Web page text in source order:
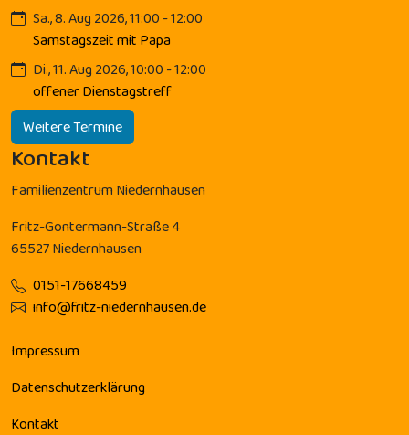
Sa., 8. Aug 2026, 11:00 - 12:00
Samstagszeit mit Papa
Di., 11. Aug 2026, 10:00 - 12:00
offener Dienstagstreff
Weitere Termine
Kontakt
Familienzentrum Niedernhausen
Fritz-Gontermann-Straße 4
65527 Niedernhausen
0151-17668459
info@fritz-niedernhausen.de
Impressum
Datenschutzerklärung
Kontakt